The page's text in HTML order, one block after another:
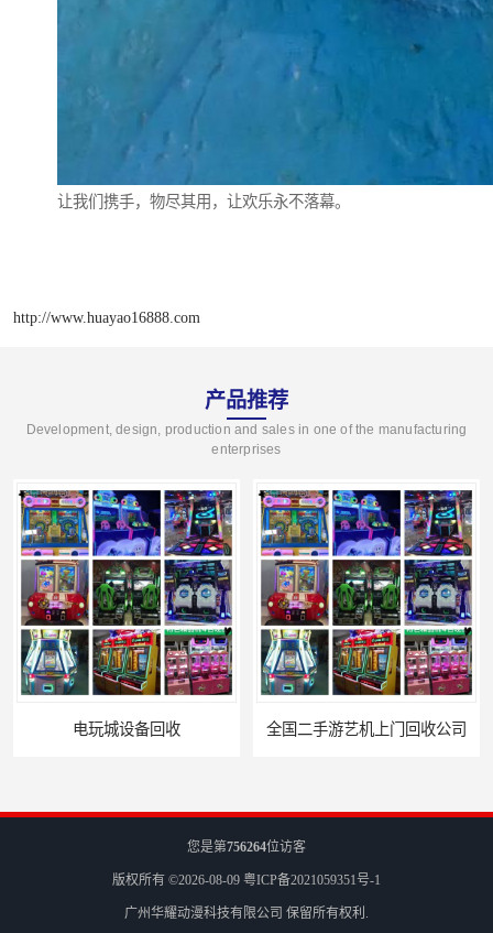
让我们携手，物尽其用，让欢乐永不落幕。
http://www.huayao16888.com
产品推荐
Development, design, production and sales in one of the manufacturing
enterprises
全国二手游艺机上门回收公司
您是第756264位访客
版权所有 ©2026-08-09 粤ICP备2021059351号-1
广州华耀动漫科技有限公司 保留所有权利.